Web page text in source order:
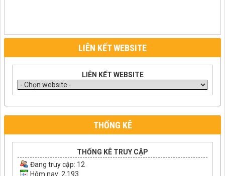
LIÊN KẾT WEBSITE
LIÊN KẾT WEBSITE
THỐNG KÊ
THỐNG KÊ TRUY CẬP
Đang truy cập: 12
Hôm nay: 2,193